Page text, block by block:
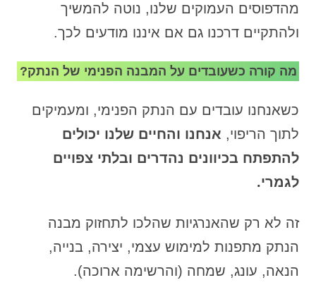
מהדפוסים העמוקים שלנו, נוטה להמשיך
ולהתקיים דרכנו גם אם איננו מודעים לכך.
מה קורה כשעובדים על המבנה הפנימי של הנתק?
כשאנחנו עובדים עם הנתק הפנימי, ומעמיקים
לתוך הריפוי, אנחנו והחיים שלנו יכולים
להתפתח בכיוונים נהדרים ובלתי צפויים
לגמרי.
זה לא רק שהאנרגיות שהלכו לתחזוק מבנה
הנתק מתפנות למימוש עצמי, יצירה, בנייה,
הנאה, עונג, שמחה (והרשימה ארוכה).